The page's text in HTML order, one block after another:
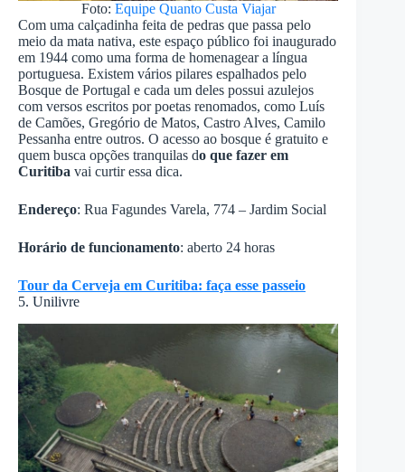
Foto: Equipe Quanto Custa Viajar
Com uma calçadinha feita de pedras que passa pelo
meio da mata nativa, este espaço público foi inaugurado
em 1944 como uma forma de homenagear a língua
portuguesa. Existem vários pilares espalhados pelo
Bosque de Portugal e cada um deles possui azulejos
com versos escritos por poetas renomados, como Luís
de Camões, Gregório de Matos, Castro Alves, Camilo
Pessanha entre outros. O acesso ao bosque é gratuito e
quem busca opções tranquilas do que fazer em
Curitiba vai curtir essa dica.
Endereço: Rua Fagundes Varela, 774 – Jardim Social
Horário de funcionamento: aberto 24 horas
Tour da Cerveja em Curitiba: faça esse passeio
5. Unilivre